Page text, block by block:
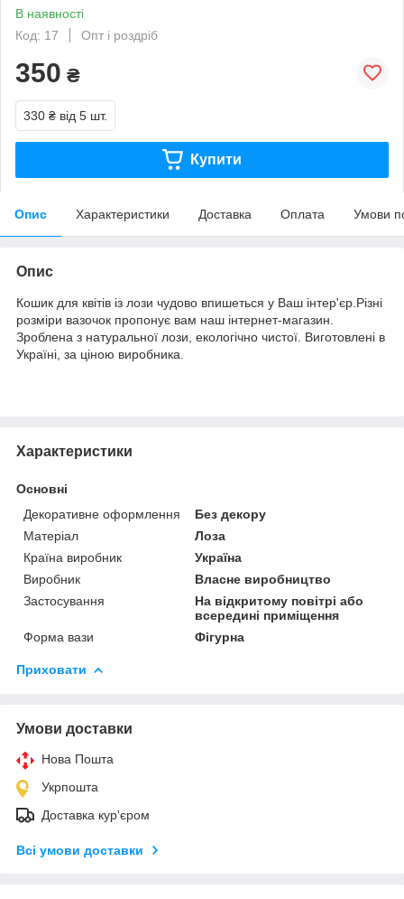
В наявності
Код: 17
Опт і роздріб
350 ₴
330 ₴ від 5 шт.
Купити
Опис Характеристики Доставка Оплата Умови
Опис
Кошик для квітів із лози чудово впишеться у Ваш інтер'єр.Різні
розміри вазочок пропонує вам наш інтернет-магазин.
Зроблена з натуральної лози, екологічно чистої. Виготовлені в
Україні, за ціною виробника.
Характеристики
Основні
Декоративне оформлення
Без декору
Матеріал
Лоза
Країна виробник
Україна
Виробник
Власне виробництво
Застосування
На відкритому повітрі або
всередині приміщення
Форма вази
Фігурна
Приховати
Умови доставки
Нова Пошта
Укрпошта
Доставка кур'єром
Всі умови доставки